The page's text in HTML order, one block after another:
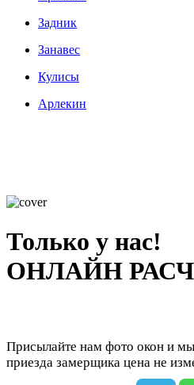
Задник
Занавес
Кулисы
Арлекин
Только у нас!
ОНЛАЙН
Присылайте нам фото окон и
приезда замерщика цена не